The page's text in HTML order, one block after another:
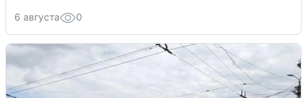
6 августа 0